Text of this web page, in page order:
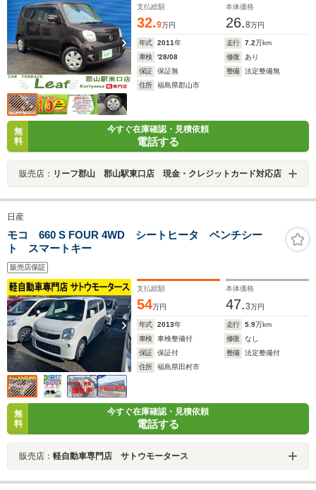
支払総額
32.9万円
本体価格
26.8万円
年式 2011年 走行 7.2万km
車検
'28/08 修復
あり
保証
保証無 整備
法定整備無
住所
福島県郡山市
無
料
今すぐ在庫確認・見積依頼
電話する
販売店： リーフ郡山 郡山駅東口店 現金・クレジットカード対応店
日産
モコ 660 S FOUR 4WD シートヒータ ベンチシー
ト スマートキー
販売店保証
支払総額
54万円
本体価格
47.3万円
年式 2013年 走行 5.9万km
車検
車検整備付 修復
なし
保証
保証付 整備
法定整備付
住所
福島県田村市
無
料
今すぐ在庫確認・見積依頼
電話する
販売店： 軽自動車専門店 サトウモータース